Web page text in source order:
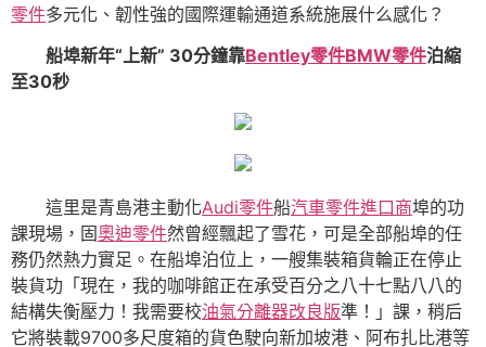
零件多元化、韌性強的國際運輸通道系統施展什么感化？
船埠新年“上新” 30分鐘靠Bentley零件BMW零件泊縮
至30秒
這里是青島港主動化Audi零件船汽車零件進口商埠的功
課現場，固奧迪零件然曾經飄起了雪花，可是全部船埠的任
務仍然熱力實足。在船埠泊位上，一艘集裝箱貨輪正在停止
裝貨功「現在，我的咖啡館正在承受百分之八十七點八八的
結構失衡壓力！我需要校油氣分離器改良版準！」課，稍后
它將裝載9700多尺度箱的貨色駛向新加坡港、阿布扎比港等